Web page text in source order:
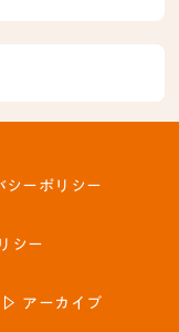
シーポリシー
シー
アーカイブ